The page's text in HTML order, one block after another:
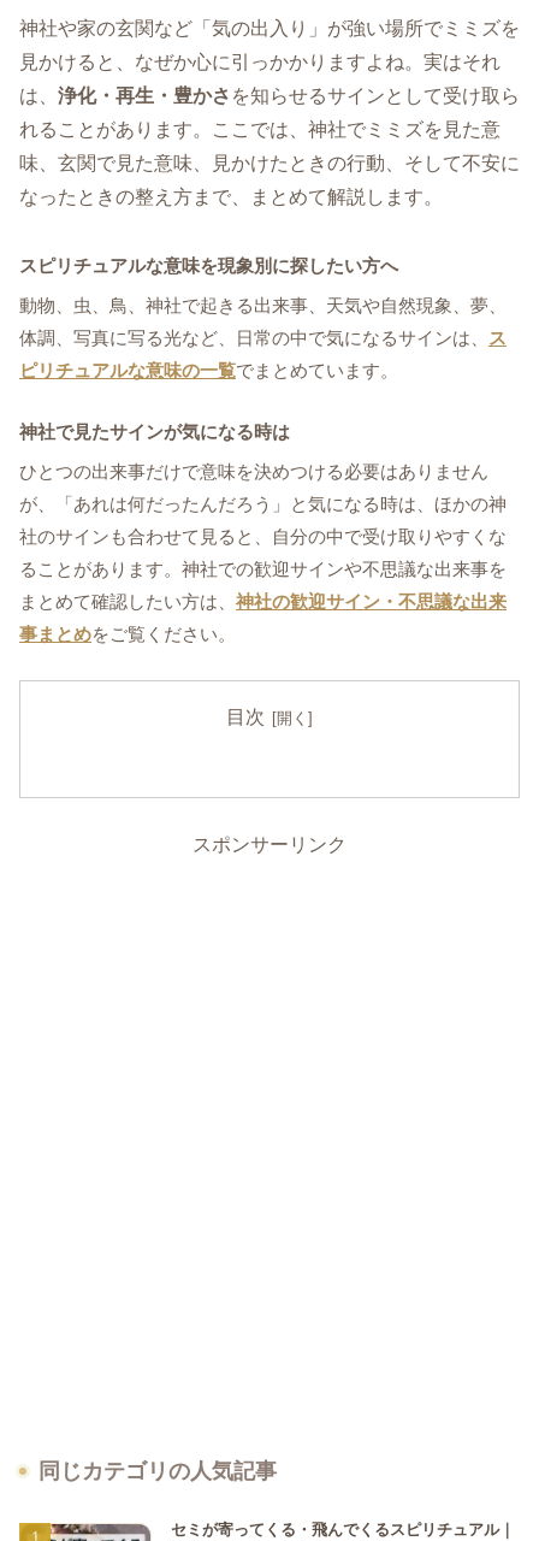
神社や家の玄関など「気の出入り」が強い場所でミミズを
見かけると、なぜか心に引っかかりますよね。実はそれ
は、 浄化・再生・豊かさ を知らせるサインとして受け取ら
れることがあります。ここでは、神社でミミズを見た意
味、玄関で見た意味、見かけたときの行動、そして不安に
なったときの整え方まで、まとめて解説します。
スピリチュアルな意味を現象別に探したい方へ
動物、虫、鳥、神社で起きる出来事、天気や自然現象、夢、
体調、写真に写る光など、日常の中で気になるサインは、
ス
ピリチュアルな意味の一覧でまとめています。
神社で見たサインが気になる時は
ひとつの出来事だけで意味を決めつける必要はありません
が、「あれは何だったんだろう」と気になる時は、ほかの神
社のサインも合わせて見ると、自分の中で受け取りやすくな
ることがあります。神社での歓迎サインや不思議な出来事を
まとめて確認したい方は、 神社の歓迎サイン・不思議な出来
事まとめをご覧ください。
目次
スポンサーリンク
同じカテゴリの人気記事
セミが寄ってくる・飛んでくるスピリチュアル｜